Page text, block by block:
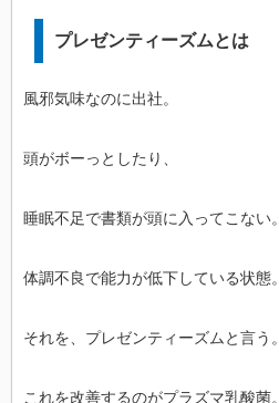
プレゼンティーズムとは
風邪気味なのに出社。
頭がボーっとしたり、
睡眠不足で書類が頭に入ってこない。
体調不良で能力が低下している状態。
それを、プレゼンティーズムと言う。
これを改善するのがプラズマ乳酸菌。